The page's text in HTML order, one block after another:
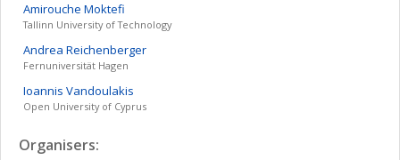
Amirouche Moktefi
Tallinn University of Technology
Andrea Reichenberger
Fernuniversität Hagen
Ioannis Vandoulakis
Open University of Cyprus
Organisers: